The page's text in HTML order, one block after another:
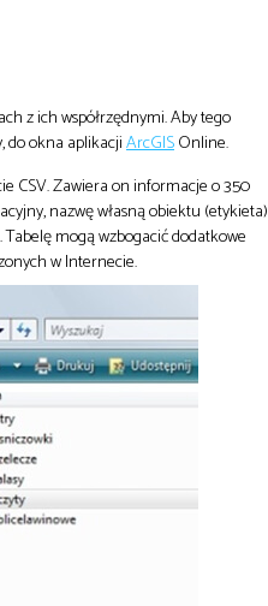
z ich współrzędnymi. Aby tego
do okna aplikacjiArcGISOnline.
CSV. Zawiera on informacje o 350
nazwę własną obiektu (etykieta)
mogą wzbogacić dodatkowe
w Internecie.